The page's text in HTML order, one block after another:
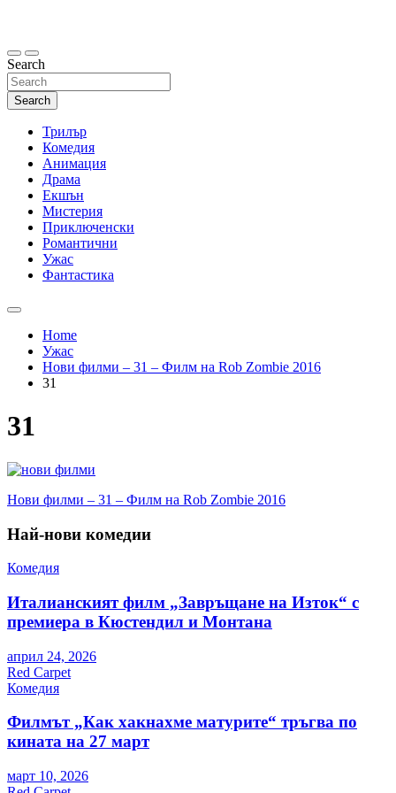
Search
Search
Трилър
Комедия
Анимация
Драма
Екшън
Мистерия
Приключенски
Романтични
Ужас
Фантастика
Home
Ужас
Нови филми – 31 – Филм на Rob Zombie 2016
31
31
Навигация
Нови филми – 31 – Филм на Rob Zombie 2016
Най-нови комедии
Комедия
Италианският филм „Завръщане на Изток“ с
премиера в Кюстендил и Монтана
април 24, 2026
Red Carpet
Комедия
Филмът „Как хакнахме матурите“ тръгва по
кината на 27 март
март 10, 2026